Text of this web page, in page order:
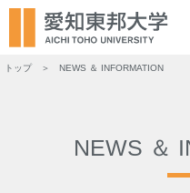
トップ NEWS ＆ INFORMATION
NEWS ＆